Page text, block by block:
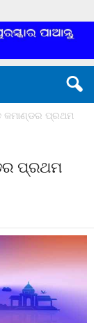
କମାଣ୍ଡର ପ୍ରଥମ
ପ୍ରଥମ